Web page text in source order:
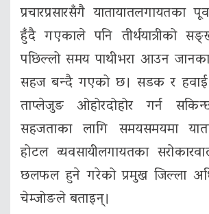
प्रचारप्रसारसँगै यातायातलगायतका
हुँदै गएकाले पनि तीर्थयात्रीको
पछिल्लो समय पाथीभरा आउन
सहज बन्दै गएको छ। सडक र हवाई
ताप्लेजुङ ओहोरदोहोर गर्न
सहजताका लागि समयसमयमा
होटल व्यवसायीलगायतका
छलफल हुने गरेको प्रमुख जिल्ला
चेम्जोङले बताइन्।